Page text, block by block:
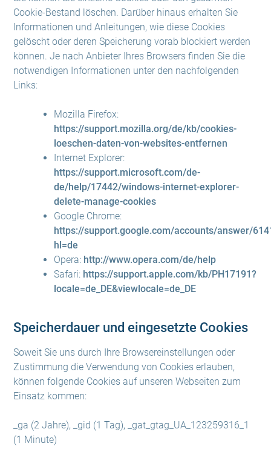
Cookie-Bestand löschen. Darüber hinaus erhalten Sie
Informationen und Anleitungen, wie diese Cookies
gelöscht oder deren Speicherung vorab blockiert werden
können. Je nach Anbieter Ihres Browsers finden Sie die
notwendigen Informationen unter den nachfolgenden
Links:
Mozilla Firefox:
https://support.mozilla.org/de/kb/cookies-
loeschen-daten-von-websites-entfernen
Internet Explorer:
https://support.microsoft.com/de-
de/help/17442/windows-internet-explorer-
delete-manage-cookies
Google Chrome:
https://support.google.com/accounts/answer/
hl=de
Opera: http://www.opera.com/de/help
Safari: https://support.apple.com/kb/PH17191?
locale=de_DE&viewlocale=de_DE
Speicherdauer und eingesetzte Cookies
Soweit Sie uns durch Ihre Browsereinstellungen oder
Zustimmung die Verwendung von Cookies erlauben,
können folgende Cookies auf unseren Webseiten zum
Einsatz kommen:
_ga (2 Jahre), _gid (1 Tag), _gat_gtag_UA_123259316_1
(1 Minute)